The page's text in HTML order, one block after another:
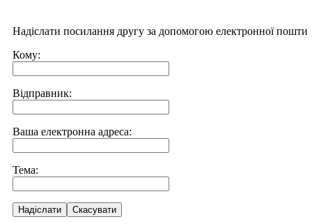
Надіслати посилання другу за допомогою електронної пошти
Кому:
Відправник:
Ваша електронна адреса:
Тема:
Надіслати Скасувати